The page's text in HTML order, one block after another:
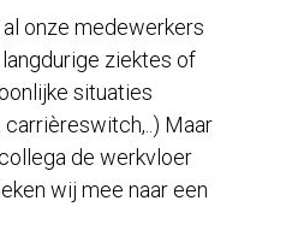
onze medewerkers
ziektes of
situaties
carrièreswitch,..) Maar
de werkvloer
wij mee naar een